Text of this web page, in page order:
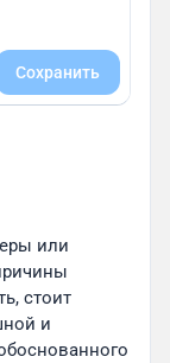
Сохранить
или
стоит
и